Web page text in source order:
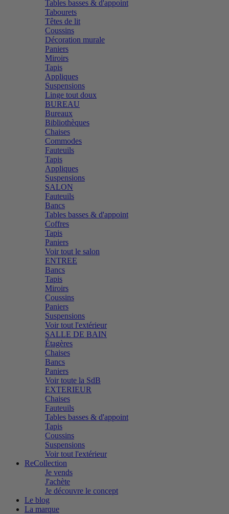
Tables basses & d'appoint
Tabourets
Têtes de lit
Coussins
Décoration murale
Paniers
Miroirs
Tapis
Appliques
Suspensions
Linge tout doux
BUREAU
Bureaux
Bibliothèques
Chaises
Commodes
Fauteuils
Tapis
Appliques
Suspensions
SALON
Fauteuils
Bancs
Tables basses & d'appoint
Coffres
Tapis
Paniers
Voir tout le salon
ENTREE
Bancs
Tapis
Miroirs
Coussins
Paniers
Suspensions
Voir tout l'extérieur
SALLE DE BAIN
Étagères
Chaises
Bancs
Paniers
Voir toute la SdB
EXTERIEUR
Chaises
Fauteuils
Tables basses & d'appoint
Tapis
Coussins
Suspensions
Voir tout l'extérieur
ReCollection
Je vends
J'achète
Je découvre le concept
Le blog
La marque